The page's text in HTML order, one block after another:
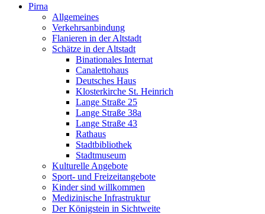
Pirna
Allgemeines
Verkehrsanbindung
Flanieren in der Altstadt
Schätze in der Altstadt
Binationales Internat
Canalettohaus
Deutsches Haus
Klosterkirche St. Heinrich
Lange Straße 25
Lange Straße 38a
Lange Straße 43
Rathaus
Stadtbibliothek
Stadtmuseum
Kulturelle Angebote
Sport- und Freizeitangebote
Kinder sind willkommen
Medizinische Infrastruktur
Der Königstein in Sichtweite